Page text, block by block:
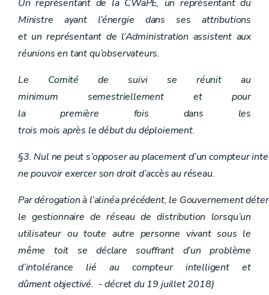
Un représentant de la CWaPE, un représentant du
Ministre ayant l’énergie dans ses attributions
et un représentant de l’Administration assistent aux
réunions en tant qu’observateurs.
Le Comité de suivi se réunit au
minimum semestriellement et pour
la première fois dans les
trois mois après le début du déploiement.
§3. Nul ne peut s’opposer au placement d’un compteur
ne pouvoir exercer son droit d’accès au réseau.
Par dérogation à l’alinéa précédent, le Gouvernement
le gestionnaire de réseau de distribution lorsqu’un
utilisateur ou toute autre personne vivant sous le
même toit se déclare souffrant d’un problème
d’intolérance lié au compteur intelligent et
dûment objectivé. - décret du 19 juillet 2018)